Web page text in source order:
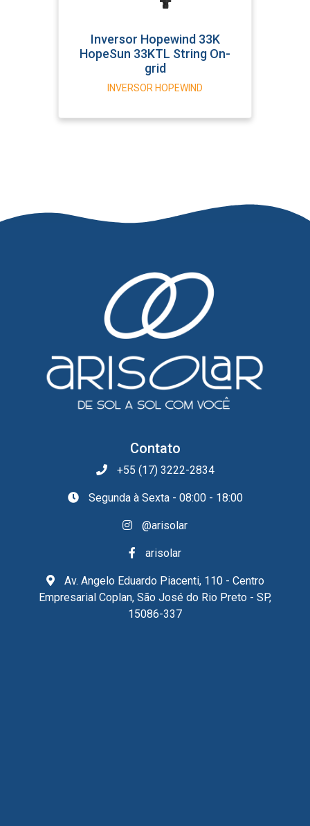
Inversor Hopewind 33K
HopeSun 33KTL String On-
grid
INVERSOR HOPEWIND
Contato
+55 (17) 3222-2834
Segunda à Sexta - 08:00 - 18:00
@arisolar
arisolar
Av. Angelo Eduardo Piacenti, 110 - Centro
Empresarial Coplan, São José do Rio Preto - SP,
15086-337